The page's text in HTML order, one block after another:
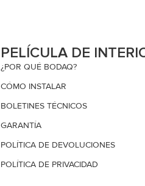
PELÍCULA DE
¿POR QUÉ BODAQ?
CÓMO INSTALAR
BOLETINES TÉCNICOS
GARANTÍA
POLÍTICA DE DEVOLUCIONES
POLÍTICA DE PRIVACIDAD